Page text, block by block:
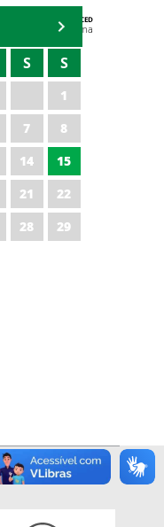
AGENDA DA CODED/CED
Vagna Lima
S S
1
7
8
14
15
21
22
28
29